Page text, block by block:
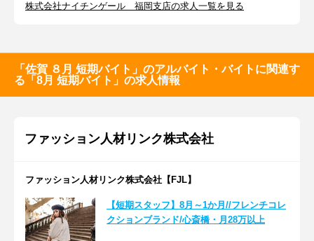
株式会社ナイチンゲール 福岡支店の求人一覧を見る
「佐賀 ８月 短期バイト」のアルバイト・バイトに関連す
る「8月 短期バイト」の求人情報
ファッション人材リンク株式会社
ファッション人材リンク株式会社【FJL】
【短期スタッフ】8月～1か月//フレンチコレ
クションブランド/心斎橋・月28万以上